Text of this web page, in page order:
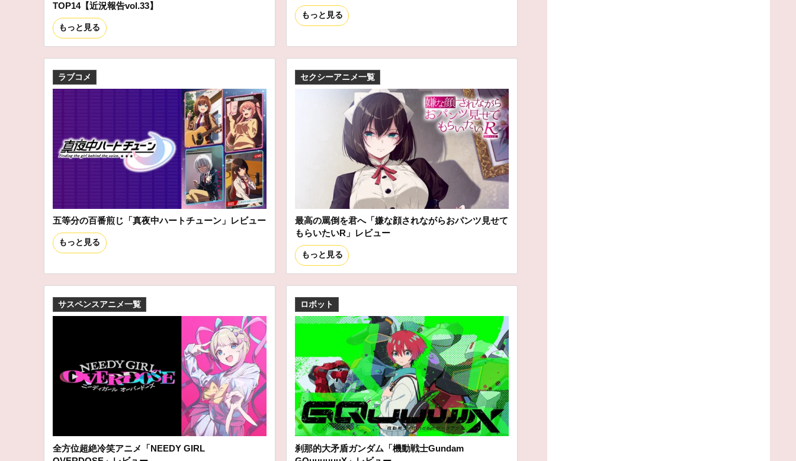
TOP14【近況報告vol.33】
もっと見る
もっと見る
ラブコメ
五等分の百番煎じ「真夜中ハートチューン」レビュー
もっと見る
セクシーアニメ一覧
最高の罵倒を君へ「嫌な顔されながらおパンツ見せて
もらいたいR」レビュー
もっと見る
サスペンスアニメ一覧
全方位超絶冷笑アニメ「NEEDY GIRL
ロボット
刹那的大矛盾ガンダム「機動戦士Gundam